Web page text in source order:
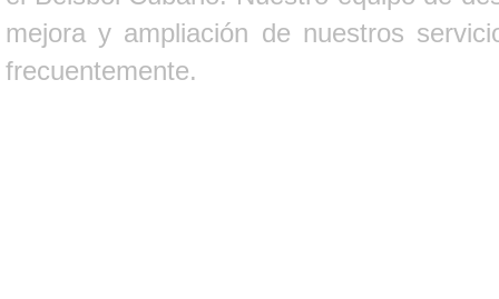
mejora y ampliación de nuestros
frecuentemente.